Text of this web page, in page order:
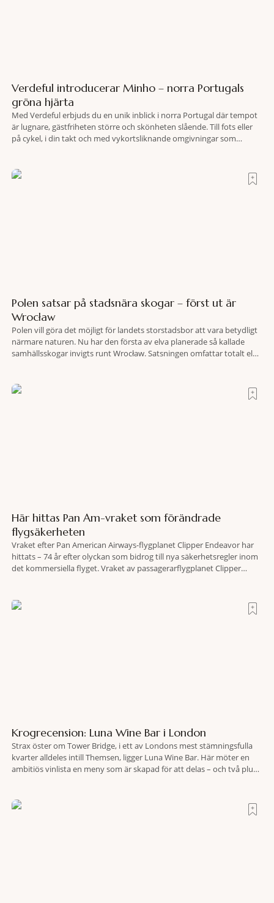
Verdeful introducerar Minho – norra Portugals
gröna hjärta
Med Verdeful erbjuds du en unik inblick i norra Portugal där tempot
är lugnare, gästfriheten större och skönheten slående. Till fots eller
på cykel, i din takt och med vykortsliknande omgivningar som
travel när det
Polen satsar på stadsnära skogar – först ut är
Wrocław
Polen vill göra det möjligt för landets storstadsbor att vara betydligt
närmare naturen. Nu har den första av elva planerade så kallade
samhällsskogar invigts runt Wrocław. Satsningen omfattar totalt elva
fler människor ska kunna promenera, motionera
Här hittas Pan Am-vraket som förändrade
flygsäkerheten
Vraket efter Pan American Airways-flygplanet Clipper Endeavor har
hittats – 74 år efter olyckan som bidrog till nya säkerhetsregler inom
det kommersiella flyget. Vraket av passagerarflygplanet Clipper
lokaliserades den 2 juni i år med hjälp
Krogrecension: Luna Wine Bar i London
Strax öster om Tower Bridge, i ett av Londons mest stämningsfulla
kvarter alldeles intill Themsen, ligger Luna Wine Bar. Här möter en
ambitiös vinlista en meny som är skapad för att delas – och två plus